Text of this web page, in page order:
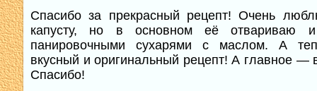
Спасибо за прекрасный рецепт! Очень
капусту, но в основном её отвариваю
панировочными сухарями с маслом. А
вкусный и оригинальный рецепт! А главное —
Спасибо!